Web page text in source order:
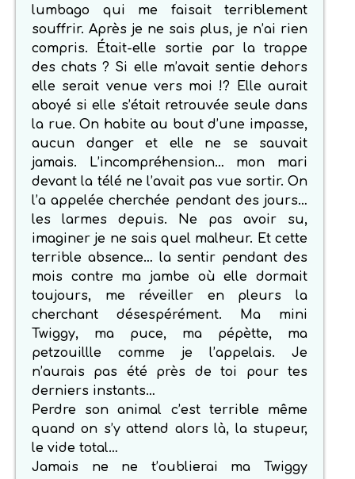
lumbago qui me faisait terriblement
souffrir. Après je ne sais plus, je n’ai rien
compris. Était-elle sortie par la trappe
des chats ? Si elle m’avait sentie dehors
elle serait venue vers moi !? Elle aurait
aboyé si elle s’était retrouvée seule dans
la rue. On habite au bout d’une impasse,
aucun danger et elle ne se sauvait
jamais. L’incompréhension… mon mari
devant la télé ne l’avait pas vue sortir. On
l’a appelée cherchée pendant des jours…
les larmes depuis. Ne pas avoir su,
imaginer je ne sais quel malheur. Et cette
terrible absence… la sentir pendant des
mois contre ma jambe où elle dormait
toujours, me réveiller en pleurs la
cherchant désespérément. Ma mini
Twiggy, ma puce, ma pépètte, ma
petzouillle comme je l’appelais. Je
n’aurais pas été près de toi pour tes
derniers instants…
Perdre son animal c’est terrible même
quand on s’y attend alors là, la stupeur,
le vide total…
Jamais ne ne t’oublierai ma Twiggy